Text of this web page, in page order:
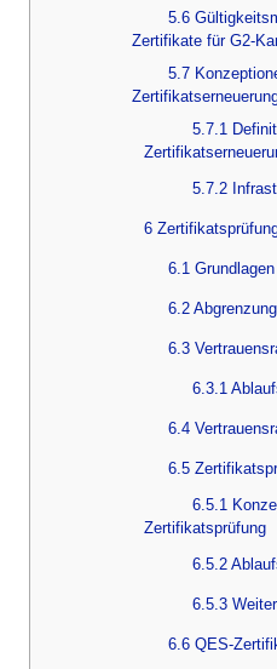
5.6
Zertifikate für G2-
5.7
5.7.1
5.7.2
6
6.1 Grundlagen
6.2 Abgrenzung
6.3
6.3.1
6.4
6.5
6.5.1
Zertifikatsprüfung
6.5.2
6.5.3
6.6 QES-